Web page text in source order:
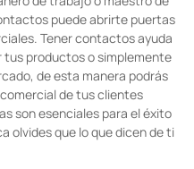
puede abrirte puertas
Tener contactos ayuda
productos o simplemente
de esta manera podrás
de tus clientes
son esenciales para el éxito
olvides que lo que dicen de ti